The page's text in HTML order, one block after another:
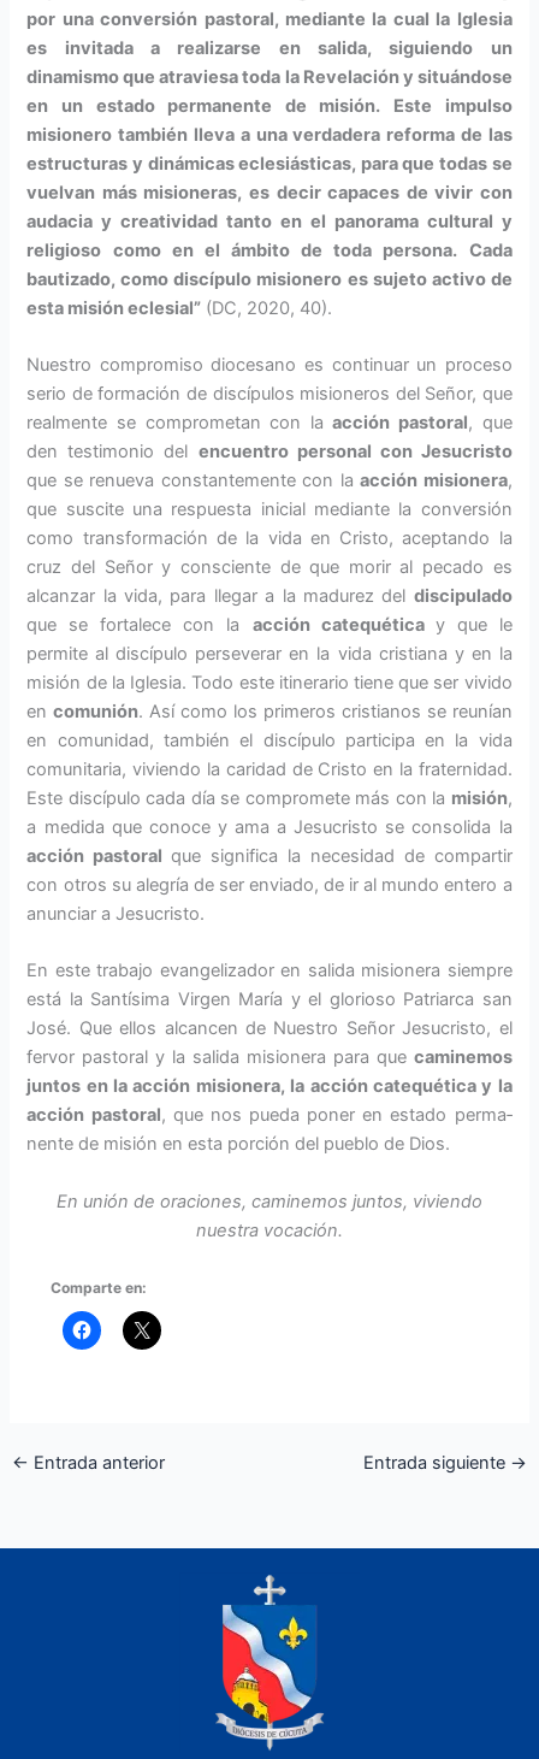
por una conversión pastoral, median­te la cual la Iglesia
es invitada a realizarse en salida, siguiendo un
dinamismo que atraviesa toda la Revelación y situándose
en un es­tado permanente de misión. Este impulso
misionero también lleva a una verdadera reforma de las
estructuras y dinámicas eclesiás­ticas, para que todas se
vuelvan más misioneras, es decir capaces de vivir con
audacia y creatividad tanto en el panorama cultural y
religioso como en el ámbito de toda persona. Cada
bautizado, como discípulo misionero es suje­to activo de
esta misión eclesial” (DC, 2020, 40).
Nuestro compromiso diocesano es continuar un proceso
serio de for­mación de discípulos misioneros del Señor, que
realmente se com­prometan con laacción pastoral, que
den testimonio del encuentro personal con Jesucristo
que se renueva constantemente con laac­ción misionera,
que suscite una respuesta inicial mediante la con­versión
como transformación de la vida en Cristo, aceptando la
cruz del Señor y consciente de que morir al pecado es
alcanzar la vida, para llegar a la madurez del discipulado
que se fortalece con la acción ca­tequética y que le
permite al discí­pulo perseverar en la vida cristiana y en la
misión de la Iglesia. Todo este itinerario tiene que ser vivido
encomunión. Así como los prime­ros cristianos se reunían
en comuni­dad, también el discípulo participa en la vida
comunitaria, viviendo la caridad de Cristo en la fraternidad.
Este discípulo cada día se compro­mete más con la misión,
a medida que conoce y ama a Jesucristo se consolida la
acción pastoralque significa la necesidad de compartir
con otros su alegría de ser enviado, de ir al mundo entero a
anunciar a Jesucristo.
En este trabajo evangelizador en sa­lida misionera siempre
está la San­tísima Virgen María y el glorioso Patriarca san
José. Que ellos alcan­cen de Nuestro Señor Jesucristo, el
fervor pastoral y la salida misionera para que caminemos
juntos en la acción misionera, la acción cate­quética y la
acción pastoral, que nos pueda poner en estado perma­
nente de misión en esta porción del pueblo de Dios.
En unión de oraciones, caminemos juntos, viviendo
nuestra vocación.
Comparte en:
← Entrada anterior Entrada siguiente →